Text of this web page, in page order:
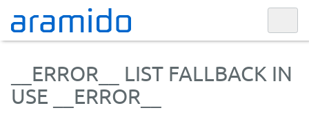
__ERROR__ LIST FALLBACK IN
USE __ERROR__